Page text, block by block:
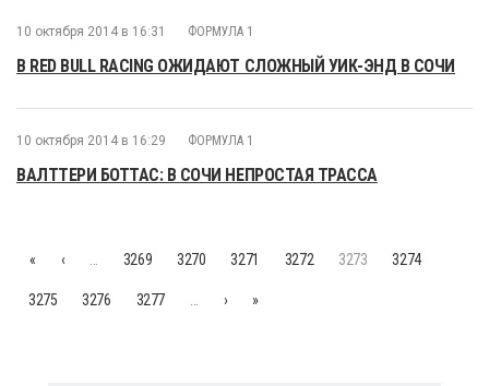
10 октября 2014 в 16:31 ФОРМУЛА 1
В RED BULL RACING ОЖИДАЮТ СЛОЖНЫЙ УИК-ЭНД В СОЧИ
10 октября 2014 в 16:29 ФОРМУЛА 1
ВАЛТТЕРИ БОТТАС: В СОЧИ НЕПРОСТАЯ ТРАССА
« ‹ 3269 3270 3271 3272 3273 3274
3275 3276 3277 › »